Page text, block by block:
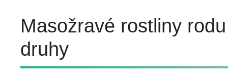
Masožravé rostliny
druhy